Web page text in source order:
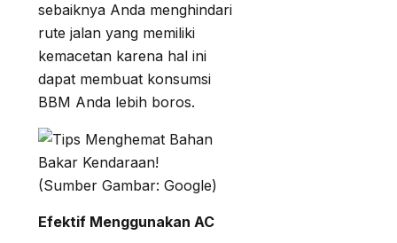
sebaiknya Anda menghindari
rute jalan yang memiliki
kemacetan karena hal ini
dapat membuat konsumsi
BBM Anda lebih boros.
(Sumber Gambar: Google)
Efektif Menggunakan AC